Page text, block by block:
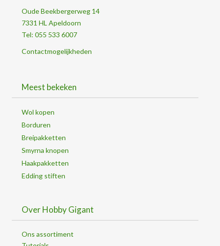
Oude Beekbergerweg 14
7331 HL Apeldoorn
Tel: 055 533 6007
Contactmogelijkheden
Meest bekeken
Wol kopen
Borduren
Breipakketten
Smyrna knopen
Haakpakketten
Edding stiften
Over Hobby Gigant
Ons assortiment